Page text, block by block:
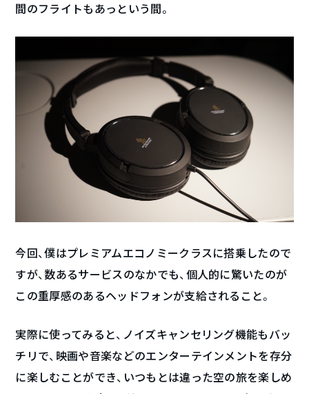
間のフライトもあっという間。
今回、僕はプレミアムエコノミークラスに搭乗したので
すが、数あるサービスのなかでも、個人的に驚いたのが
この重厚感のあるヘッドフォンが支給されること。
実際に使ってみると、ノイズキャンセリング機能もバッ
チリで、映画や音楽などのエンターテインメントを存分
に楽しむことができ、いつもとは違った空の旅を楽しめ